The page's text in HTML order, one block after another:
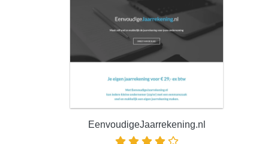
EenvoudigeJaarrekening.nl